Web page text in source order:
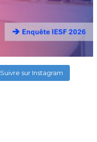
Suivre sur Instagram